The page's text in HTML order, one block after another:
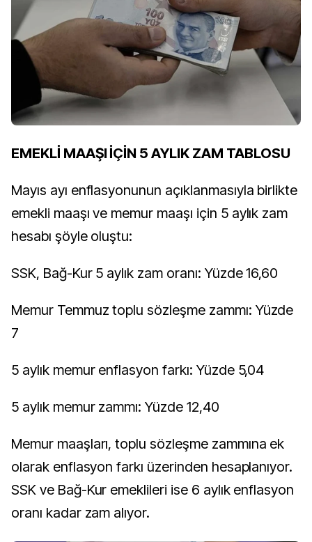
EMEKLİ MAAŞI İÇİN 5 AYLIK ZAM TABLOSU
Mayıs ayı enflasyonunun açıklanmasıyla birlikte
emekli maaşı ve memur maaşı için 5 aylık zam
hesabı şöyle oluştu:
SSK, Bağ-Kur 5 aylık zam oranı: Yüzde 16,60
Memur Temmuz toplu sözleşme zammı: Yüzde
7
5 aylık memur enflasyon farkı: Yüzde 5,04
5 aylık memur zammı: Yüzde 12,40
Memur maaşları, toplu sözleşme zammına ek
olarak enflasyon farkı üzerinden hesaplanıyor.
SSK ve Bağ-Kur emeklileri ise 6 aylık enflasyon
oranı kadar zam alıyor.